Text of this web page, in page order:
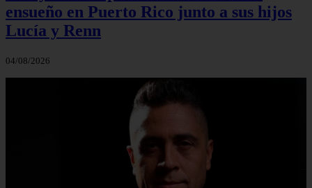
ensueño en Puerto Rico junto a sus hijos
Lucía y Renn
04/08/2026